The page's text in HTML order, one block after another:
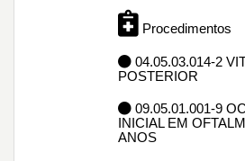
Procedimentos
04.05.03.014-2
POSTERIOR
09.05.01.001-9
INICIAL EM
ANOS